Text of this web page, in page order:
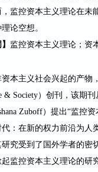
监控资本主义理论在未
论空想。
监控资本主义理论；资
本主义社会兴起的产物
& Society）创刊，该期刊
Zuboff）提出“监控资
：在新的权力前沿为人
究受到了国外学者的密
监控资本主义理论的研